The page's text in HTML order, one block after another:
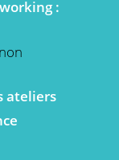
:
non
ateliers